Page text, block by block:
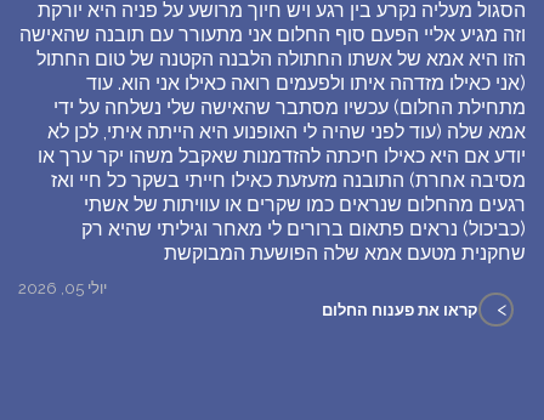
הסגול מעליה נקרע בין רגע ויש חיוך מרושע על פניה היא יורקת
וזה מגיע אליי הפעם סוף החלום אני מתעורר עם תובנה שהאישה
הזו היא אמא של אשתו החתולה הלבנה הקטנה של טום החתול
(אני כאילו מזדהה איתו ולפעמים רואה כאילו אני הוא. עוד
מתחילת החלום) עכשיו מסתבר שהאישה שלי נשלחה על ידי
אמא שלה (עוד לפני שהיה לי האופנוע היא הייתה איתי, לכן לא
יודע אם היא כאילו חיכתה להזדמנות שאקבל משהו יקר ערך או
מסיבה אחרת) התובנה מזעזעת כאילו חייתי בשקר כל חיי ואז
רגעים מהחלום שנראים כמו שקרים או עוויתות של אשתי
(כביכול) נראים פתאום ברורים לי מאחר וגיליתי שהיא רק
שחקנית מטעם אמא שלה הפושעת המבוקשת
יולי 05, 2026
> קראו את פענוח החלום